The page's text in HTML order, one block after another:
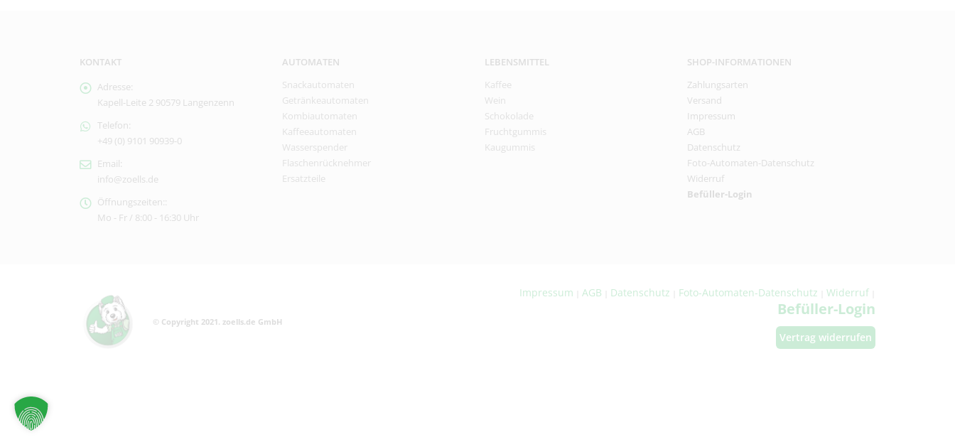
KONTAKT
Adresse:
Kapell-Leite 2 90579 Langenzenn
Telefon:
+49 (0) 9101 90939-0
Email:
info@zoells.de
Öffnungszeiten::
Mo - Fr / 8:00 - 16:30 Uhr
AUTOMATEN
Snackautomaten
Getränkeautomaten
Kombiautomaten
Kaffeeautomaten
Wasserspender
Flaschenrücknehmer
Ersatzteile
LEBENSMITTEL
Kaffee
Wein
Schokolade
Fruchtgummis
Kaugummis
SHOP-INFORMATIONEN
Zahlungsarten
Versand
Impressum
AGB
Datenschutz
Foto-Automaten-Datenschutz
Widerruf
Befüller-Login
© Copyright 2021. zoells.de GmbH
Impressum AGB Datenschutz Foto-Automaten-Datenschutz Widerruf
Befüller-Login
Vertrag widerrufen